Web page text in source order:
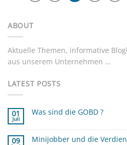
ABOUT
Aktuelle Themen, informative
aus unserem Unternehmen …
LATEST POSTS
01
Juli
Was sind die GOBD ?
Was
09 Minijobber und die